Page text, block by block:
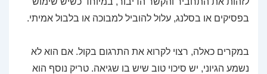
בפסיקים או בסלנג, עלול להוביל למבוכה או בלבול אמיתי.
במקרים כאלה, רצוי לקרוא את התרגום בקול. אם הוא לא
נשמע הגיוני, יש סיכוי טוב שיש בו שגיאה. טריק נוסף הוא